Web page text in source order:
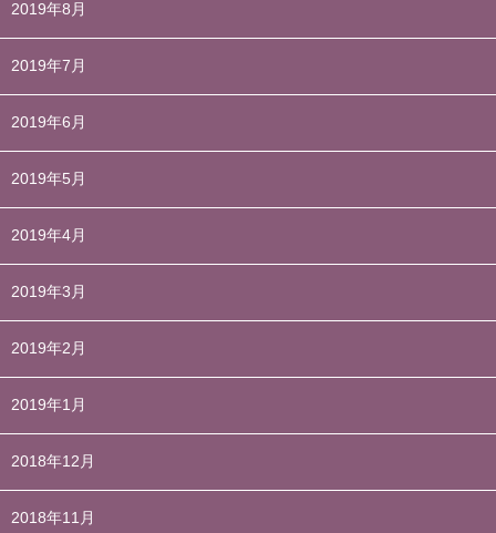
2019年8月
2019年7月
2019年6月
2019年5月
2019年4月
2019年3月
2019年2月
2019年1月
2018年12月
2018年11月